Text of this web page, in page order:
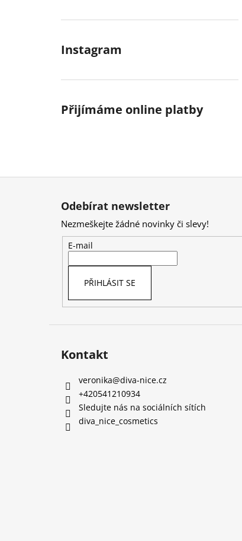
Instagram
Přijímáme online platby
Odebírat newsletter
Nezmeškejte žádné novinky či slevy!
E-mail
PŘIHLÁSIT SE
Kontakt
veronika@diva-nice.cz
+420541210934
Sledujte nás na sociálních sítích
diva_nice_cosmetics